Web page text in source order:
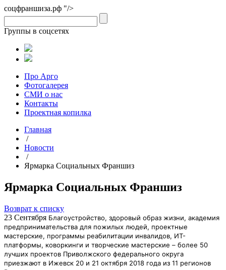
соцфраншиза.рф "/>
Группы в соцсетях
Про Арго
Фотогалерея
СМИ о нас
Контакты
Проектная копилка
Главная
/
Новости
/
Ярмарка Социальных Франшиз
Ярмарка Социальных Франшиз
Возврат к списку
23 Сентября Благоустройство, здоровый образ жизни, академия
предпринимательства для пожилых людей, проектные
мастерские, программы реабилитации инвалидов, ИТ-
платформы, коворкинги и творческие мастерские – более 50
лучших проектов Приволжского федерального округа
приезжают в Ижевск 20 и 21 октября 2018 года из 11 регионов